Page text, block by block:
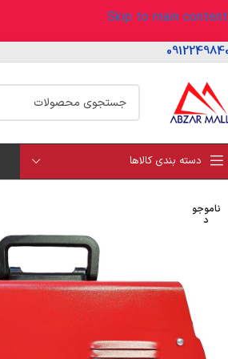
Skip to main content
دسته بندی کالاها
ناموجو
د